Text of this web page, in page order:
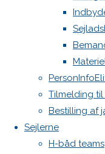
Tilmelding til
Bestilling af
Sejlerne
H-båd teams
Danmarks
2018 i H-
Båd
Bogense
Sejlklub
Resultater
på
PDF